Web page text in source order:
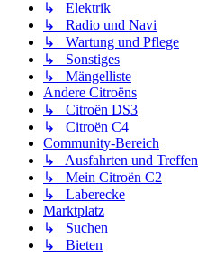
↳ Elektrik
↳ Radio und Navi
↳ Wartung und Pflege
↳ Sonstiges
↳ Mängelliste
Andere Citroëns
↳ Citroën DS3
↳ Citroën C4
Community-Bereich
↳ Ausfahrten und Treffen
↳ Mein Citroën C2
↳ Laberecke
Marktplatz
↳ Suchen
↳ Bieten